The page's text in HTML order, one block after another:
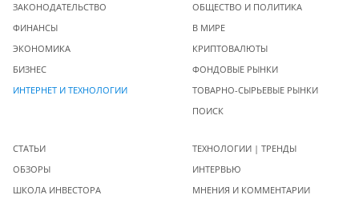
ЗАКОНОДАТЕЛЬСТВО
ФИНАНСЫ
ЭКОНОМИКА
БИЗНЕС
ИНТЕРНЕТ И ТЕХНОЛОГИИ
ОБЩЕСТВО И ПОЛИТИКА
В МИРЕ
КРИПТОВАЛЮТЫ
ФОНДОВЫЕ РЫНКИ
ТОВАРНО-СЫРЬЕВЫЕ РЫНКИ
ПОИСК
СТАТЬИ
ОБЗОРЫ
ШКОЛА ИНВЕСТОРА
ТЕХНОЛОГИИ | ТРЕНДЫ
ИНТЕРВЬЮ
МНЕНИЯ И КОММЕНТАРИИ